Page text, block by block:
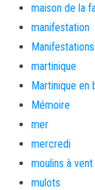
maison de la
manifestation
Manifestations
martinique
Martinique en
Mémoire
mer
mercredi
moulins à vent
mulots